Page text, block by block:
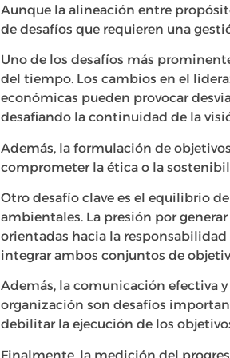
Aunque la alineación entre
de desafíos que requieren una
Uno de los desafíos más
del tiempo. Los cambios en el
económicas pueden provocar
desafiando la continuidad de la
Además, la formulación de
comprometer la ética o la
Otro desafío clave es el equilibrio
ambientales. La presión por
orientadas hacia la
integrar ambos conjuntos de
Además, la comunicación efectiva
organización son desafíos
debilitar la ejecución de los